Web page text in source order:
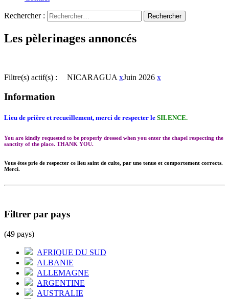
Rechercher :
Les pèlerinages annoncés
Filtre(s) actif(s) : NICARAGUA xJuin 2026 x
Information
Lieu de prière et recueillement, merci de respecter le SILENCE.
You are kindly requested to be properly dressed when you enter the chapel respecting the
sanctity of the place. THANK YOU.
Vous êtes prie de respecter ce lieu saint de culte, par une tenue et comportement corrects.
Merci.
Filtrer par pays
(49 pays)
AFRIQUE DU SUD
ALBANIE
ALLEMAGNE
ARGENTINE
AUSTRALIE